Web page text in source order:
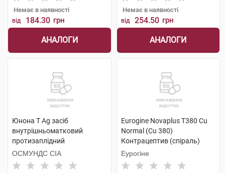
Немає в наявності
від 184.30 грн
АНАЛОГИ
Немає в наявності
від 254.50 грн
АНАЛОГИ
Юнона Т Ag засіб
внутрішньоматковий
протизаплідний
одноразового використання
1 шт
ОСМУНДС СІА
Eurogine Novaplus T380 Cu
Normal (Cu 380)
Контрацептив (спіраль)
внутрішньоматковий 1 шт
Еурогіне